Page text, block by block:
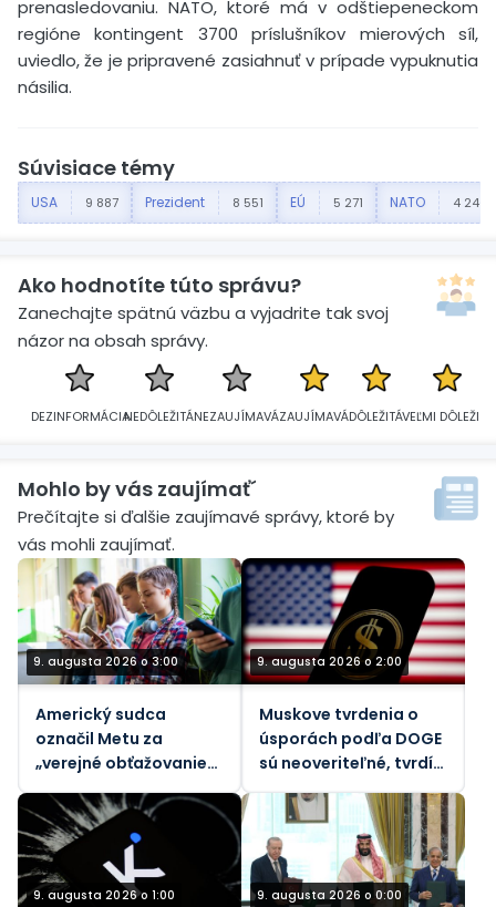
prenasledovaniu. NATO, ktoré má v odštiepeneckom
regióne kontingent 3700 príslušníkov mierových síl,
uviedlo, že je pripravené zasiahnuť v prípade vypuknutia
násilia.
Súvisiace témy
USA 9 887 Prezident 8 551 EÚ 5 271 NATO 4 246
Ako hodnotíte túto správu?
Zanechajte spätnú väzbu a vyjadrite tak svoj
názor na obsah správy.
DEZINFORMÁCIANEDÔLEŽITÁNEZAUJÍMAVÁZAUJÍMAVÁDÔLEŽITÁVEĽMI DÔLEŽITÁ
Mohlo by vás zaujímať´
Prečítajte si ďalšie zaujímavé správy, ktoré by
vás mohli zaujímať.
9. augusta 2026 o 3:00
Americký sudca
označil Metu za
„verejné obťažovanie“
ovzdušia
9. augusta 2026 o 2:00
Muskove tvrdenia o
úsporách podľa DOGE
sú neoveriteľné, tvrdí
9. augusta 2026 o 1:00 9. augusta 2026 o 0:00